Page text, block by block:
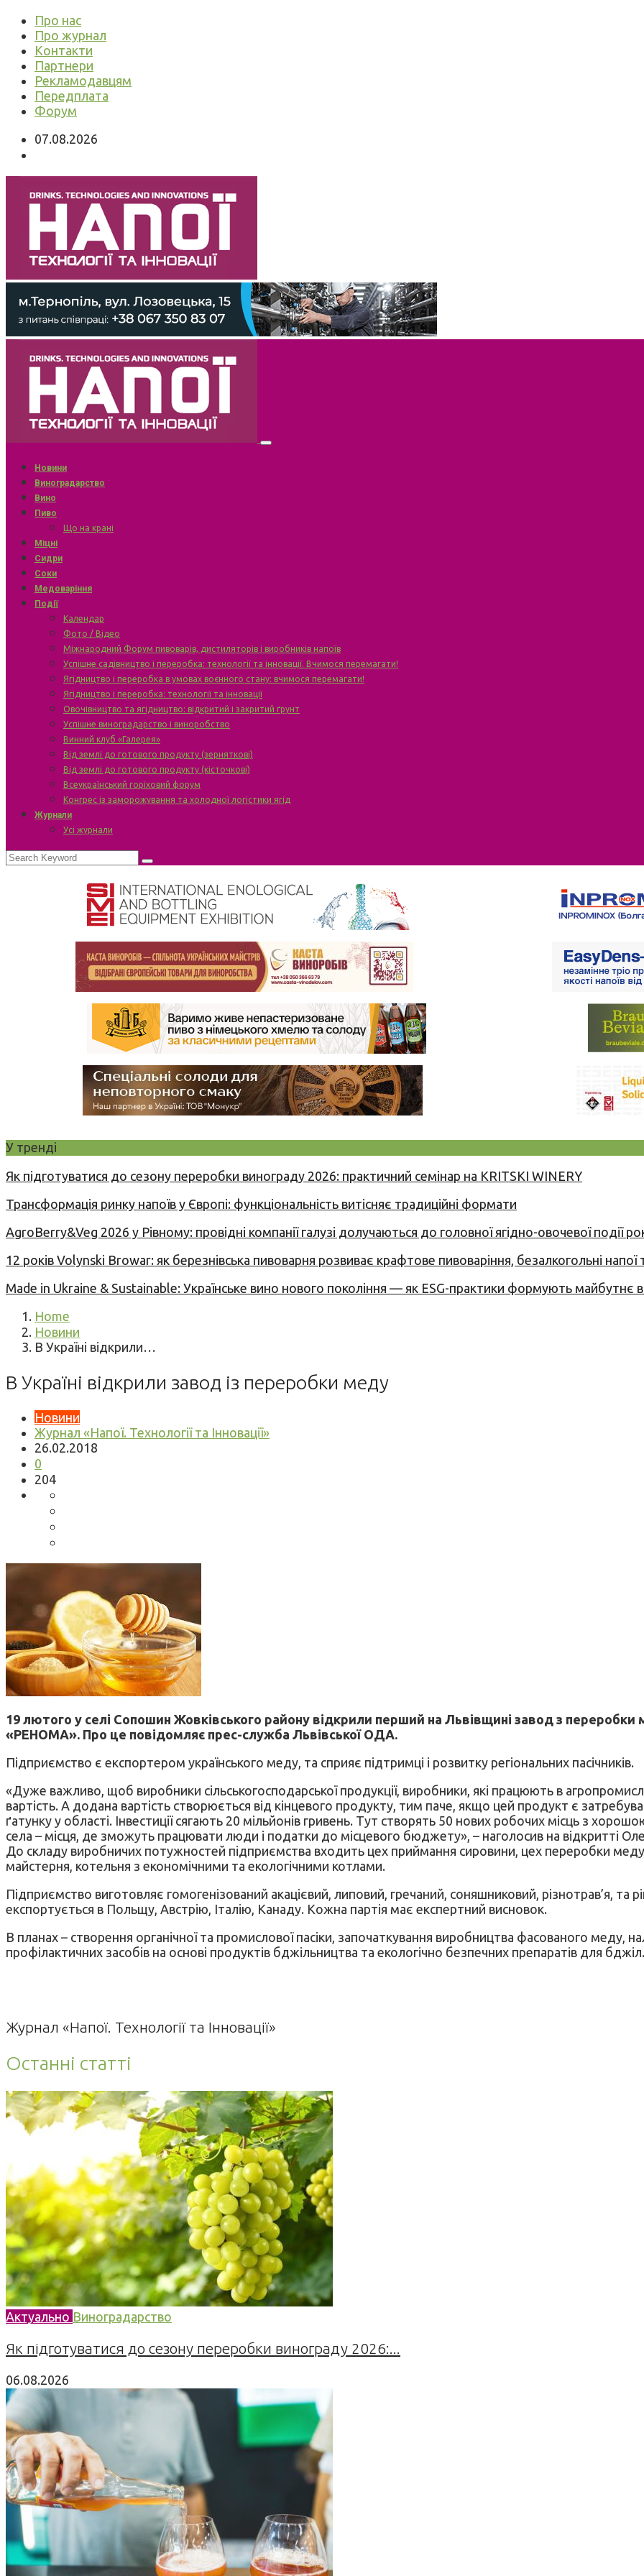
Про нас
Про журнал
Контакти
Партнери
Рекламодавцям
Передплата
Форум
07.08.2026
Новини
Виноградарство
Вино
Пиво
Що на крані
Міцні
Сидри
Соки
Медоваріння
Події
Календар
Фото / Відео
Міжнародний Форум пивоварів, дистиляторів і виробників напоїв
Успішне садівництво і переробка: технології та інновації. Вчимося перемагати!
Ягідництво і переробка в умовах воєнного стану: вчимося перемагати!
Ягідництво і переробка: технології та інновації
Овочівництво та ягідництво: відкритий і закритий ґрунт
Успішне виноградарство і виноробство
Винний клуб «Галерея»
Від землі до готового продукту (зерняткові)
Від землі до готового продукту (кісточкові)
Всеукраїнський горіховий форум
Конгрес із заморожування та холодної логістики ягід
Журнали
Усі журнали
У тренді
Як підготуватися до сезону переробки винограду 2026: практичний семінар на KRITSKI WINERY
Трансформація ринку напоїв у Європі: функціональність витісняє традиційні формати
AgroBerry&Veg 2026 у Рівному: провідні компанії галузі долучаються до головної ягідно-овочевої події
12 років Volynski Browar: як березнівська пивоварня розвиває крафтове пивоваріння, безалкогольні напої
Made in Ukraine & Sustainable: Українське вино нового покоління — як ESG-практики формують майбутнє
Home
Новини
В Україні відкрили…
В Україні відкрили завод із переробки меду
Новини
Журнал «Напої. Технології та Інновації»
26.02.2018
0
204
19 лютого у селі Сопошин Жовківського району відкрили перший на Львівщині завод з
«РЕНОМА». Про це повідомляє прес-служба Львівської ОДА.
Підприємство є експортером українського меду, та сприяє підтримці і розвитку регіональних пасічників.
«Дуже важливо, щоб виробники сільськогосподарської продукції, виробники, які працюють в
вартість. А додана вартість створюється від кінцевого продукту, тим паче, якщо цей продукт є
ґатунку у області. Інвестиції сягають 20 мільйонів гривень. Тут створять 50 нових робочих місць з
села – місця, де зможуть працювати люди і податки до місцевого бюджету», – наголосив на відкритті
До складу виробничих потужностей підприємства входить цех приймання сировини, цех переробки меду
майстерня, котельня з економічними та екологічними котлами.
Підприємство виготовляє гомогенізований акацієвий, липовий, гречаний, соняшниковий, різнотрав’я, та
експортується в Польщу, Австрію, Італію, Канаду. Кожна партія має експертний висновок.
В планах – створення органічної та промислової пасіки, започаткування виробництва фасованого меду,
профілактичних засобів на основі продуктів бджільництва та екологічно безпечних препаратів для бджіл.
Журнал «Напої. Технології та Інновації»
Останні статті
Актуально Виноградарство
Як підготуватися до сезону переробки винограду 2026:...
06.08.2026